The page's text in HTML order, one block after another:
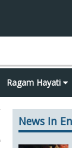
Ragam Hayati
News In